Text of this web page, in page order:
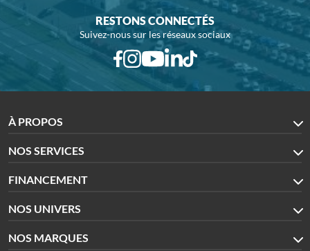
RESTONS CONNECTÉS
Suivez-nous sur les réseaux sociaux
À PROPOS
NOS SERVICES
FINANCEMENT
NOS UNIVERS
NOS MARQUES